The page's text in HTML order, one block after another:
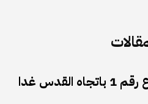
أغلاق شارع رقم 1 باتجاه القدس غدا